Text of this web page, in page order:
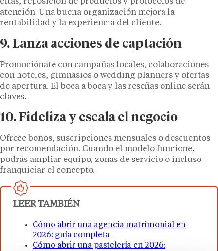
atención. Una buena organización mejora la
rentabilidad y la experiencia del cliente.
9. Lanza acciones de captación
Promociónate con campañas locales, colaboraciones
con hoteles, gimnasios o wedding planners y ofertas
de apertura. El boca a boca y las reseñas online serán
claves.
10. Fideliza y escala el negocio
Ofrece bonos, suscripciones mensuales o descuentos
por recomendación. Cuando el modelo funcione,
podrás ampliar equipo, zonas de servicio o incluso
franquiciar el concepto.
LEER TAMBIÉN
Cómo abrir una agencia matrimonial en
2026: guía completa
Cómo abrir una pastelería en 2026: